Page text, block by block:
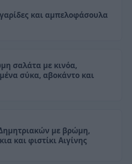
και αμπελοφάσουλα
σαλάτα με κινόα,
σύκα, αβοκάντο και
με βρώμη,
και φιστίκι Αιγίνης